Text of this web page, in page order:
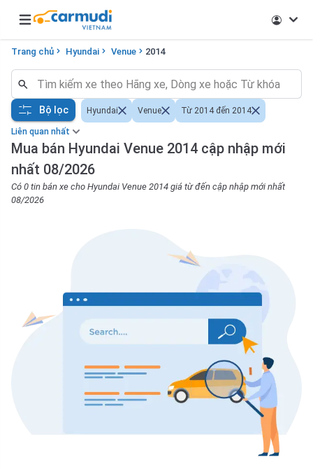
Open main menu
Trang chủ Hyundai Venue 2014
Liên quan nhất
Mua bán Hyundai Venue 2014 cập nhập mới
nhất 08/2026
Có 0 tin bán xe cho Hyundai Venue 2014 giá từ đến cập nhập mới nhất
08/2026
Bộ lọc Hyundai Venue Từ 2014 đến 2014